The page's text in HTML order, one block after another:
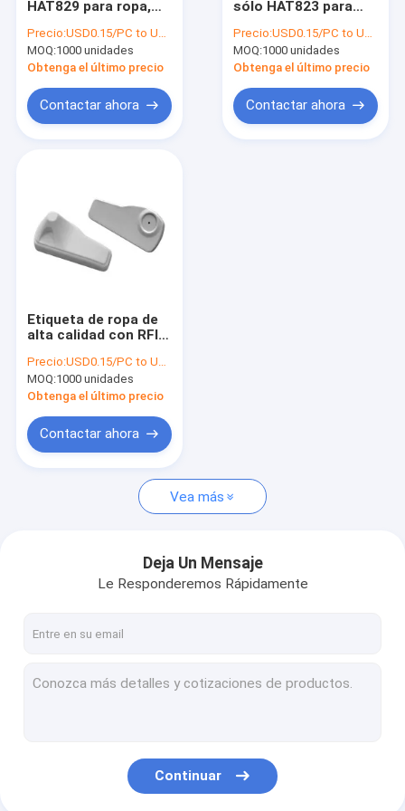
RFID en etiqueta del metal
Etiqueta del lavadero del RFID
Hardware de RFID
Cerradura de puerta con huella digital inteligente
Rastreador GPS contra robo
HAT829 para ropa,
zapatos, etiqueta de
seguridad EAS,
etiqueta de ropa 865
Precio:USD0.15/PC to USD0.3/PC
MOQ:1000 unidades
Obtenga el último precio
Contactar ahora
sólo HAT823 para
para zapatos,
etiqueta de
seguridad EAS,
a 960MHZ
Precio:USD0.15/PC to USD0.3/PC
MOQ:1000 unidades
Obtenga el último precio
Contactar ahora
Etiqueta de ropa de
alta calidad con RFID,
sólo para minoristas,
etiqueta de
seguridad de doble
RFID
Precio:USD0.15/PC to USD0.5/PC
MOQ:1000 unidades
Obtenga el último precio
Contactar ahora
Vea más
Deja Un Mensaje
Le Responderemos Rápidamente
Continuar